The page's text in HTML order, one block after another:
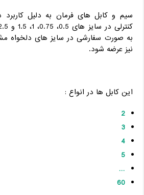
سیم و کابل های فرمان به دلیل
به صورت سفارشی در سایز های دلخواه
نیز عرضه شود.
این کابل ها در انواع :
2
3
4
5
…
60